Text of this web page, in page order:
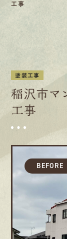
採用情報
先輩インタビ
有資格 者
工事
塗装工事
稲沢市マ
工事